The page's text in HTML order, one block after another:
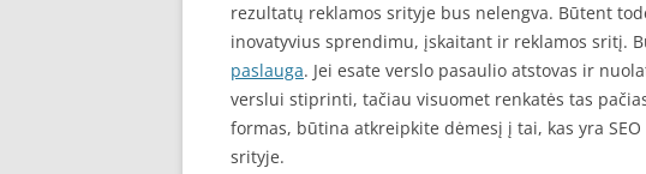
rezultatų reklamos srityje bus nelengva. Būtent
inovatyvius sprendimu, įskaitant ir reklamos sritį.
paslauga. Jei esate verslo pasaulio atstovas ir
verslui stiprinti, tačiau visuomet renkatės tas
formas, būtina atkreipkite dėmesį į tai, kas yra
srityje.